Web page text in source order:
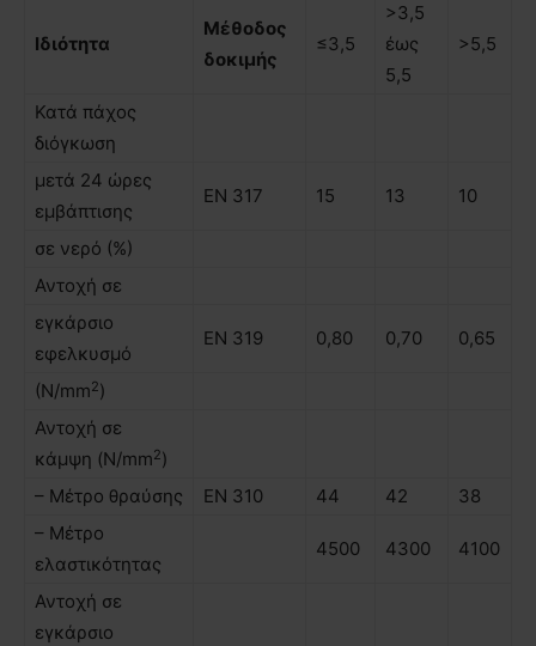
Ιδιότητα
Μέθοδος
δοκιµής
≤3,5
>3,5
έως
5,5
>5,5
Κατά πάχος
διόγκωση
µετά 24 ώρες
εµβάπτισης
ΕΝ 317 15 13 10
σε νερό (%)
Αντοχή σε
εγκάρσιο
εφελκυσµό
ΕΝ 319 0,80 0,70 0,65
(N/mm2)
Αντοχή σε
κάµψη (N/mm2)
– Μέτρο θραύσης
ΕΝ 310 44 42
38
– Μέτρο
ελαστικότητας
4500 4300 4100
Αντοχή σε
εγκάρσιο